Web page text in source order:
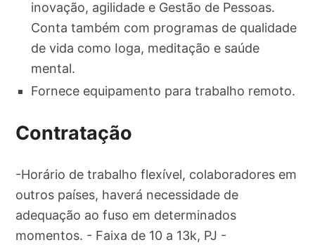
inovação, agilidade e Gestão de Pessoas.
Conta também com programas de qualidade
de vida como Ioga, meditação e saúde
mental.
Fornece equipamento para trabalho remoto.
Contratação
-Horário de trabalho flexível, colaboradores em
outros países, haverá necessidade de
adequação ao fuso em determinados
momentos. - Faixa de 10 a 13k, PJ -